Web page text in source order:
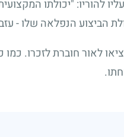
להוריו: "יכולתו
הביצוע הנפלאה שלו-
לאור חוברת לזכרו.